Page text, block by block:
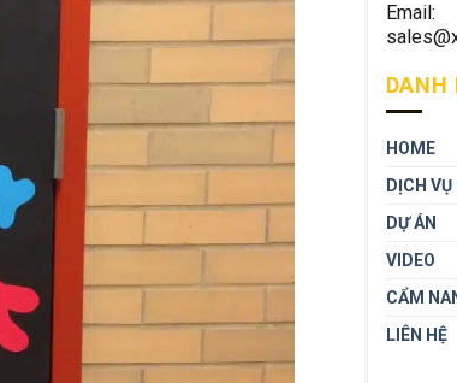
Email:
DANH
HOME
DỊCH VỤ
DỰ ÁN
VIDEO
CẨM
LIÊN HỆ